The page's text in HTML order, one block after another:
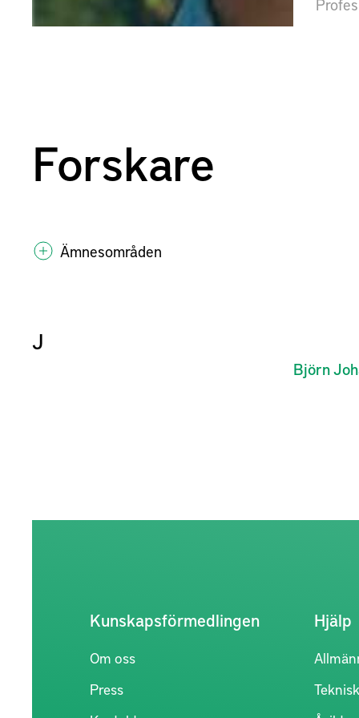
Forskare
Ämnesområden
J
Björn
Kunskapsförmedlingen
Om oss
Press
Hjälp